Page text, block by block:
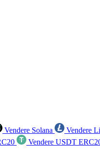
Vendere Solana Vendere
Vendere USDT